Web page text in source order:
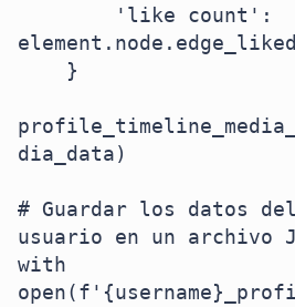
dia_data)
# Guardar los datos
usuario en un archivo
with